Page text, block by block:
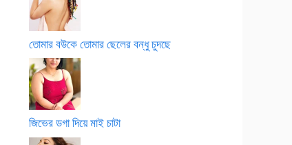
তোমার বউকে তোমার ছেলের বন্ধু চুদছে
জিভের ডগা দিয়ে মাই চাটা